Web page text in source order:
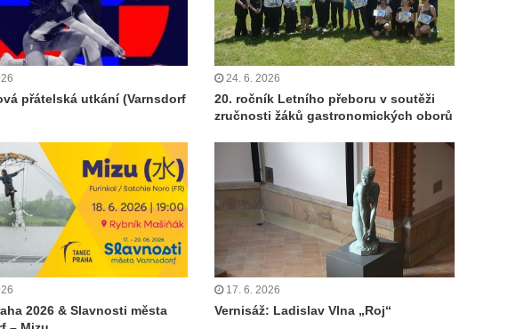
přátelská utkání (Varnsdorf
24. 6. 2026
20. ročník Letního přeboru v soutěži
zručnosti žáků gastronomických oborů
2026 & Slavnosti města
17. 6. 2026
Vernisáž: Ladislav Vlna „Roj“